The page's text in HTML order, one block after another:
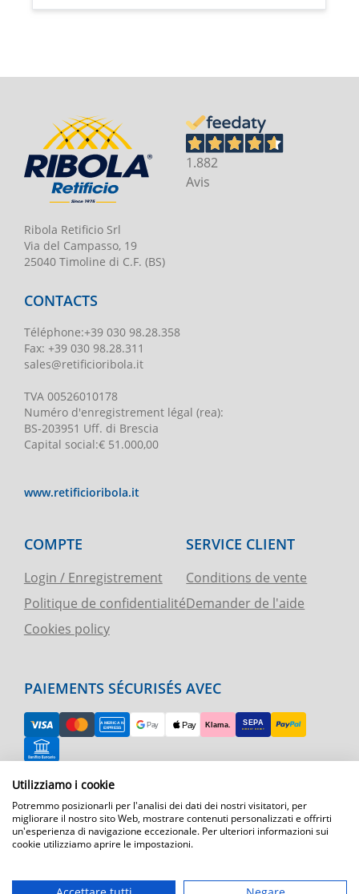
Ribola Retificio Srl
Via del Campasso, 19
25040 Timoline di C.F. (BS)
1.882
Avis
CONTACTS
Téléphone:+39 030 98.28.358
Fax: +39 030 98.28.311
sales@retificioribola.it
TVA 00526010178
Numéro d'enregistrement légal (rea):
BS-203951 Uff. di Brescia
Capital social:€ 51.000,00
www.retificioribola.it
COMPTE
Login / Enregistrement
Politique de confidentialité
Cookies policy
SERVICE CLIENT
Conditions de vente
Demander de l'aide
PAIEMENTS SÉCURISÉS AVEC
RETOUR FACILE
ASSISTANCE TÉLÉPHONIQUE ET CARTE
EXPÉDITION RAPIDE
Expédition par courrier express dans toute l'Europe
Utilizziamo i cookie
Potremmo posizionarli per l'analisi dei dati dei nostri visitatori, per
migliorare il nostro sito Web, mostrare contenuti personalizzati e offrirti
un'esperienza di navigazione eccezionale. Per ulteriori informazioni sui
cookie utilizziamo aprire le impostazioni.